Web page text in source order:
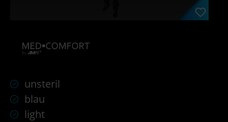
unsteril
blau
light